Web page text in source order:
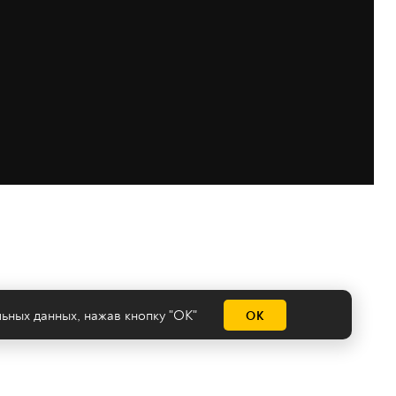
данных, нажав кнопку "ОК" ОК